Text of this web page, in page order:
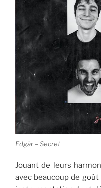
Edgär – Secret
Jouant de leurs
avec beaucoup de goût